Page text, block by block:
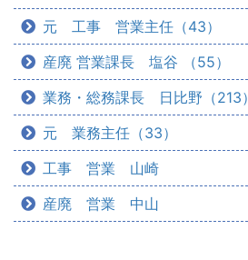
元 工事 営業主任（43）
産廃 営業課長 塩谷 （55）
業務・総務課長 日比野（213）
元 業務主任（33）
工事 営業 山崎
産廃 営業 中山